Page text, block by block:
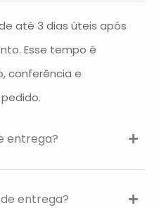
até 3 dias úteis após
Esse tempo é
conferência e
entrega?
entrega?